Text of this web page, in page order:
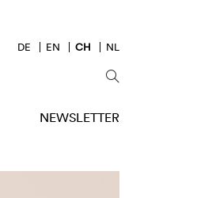
DE EN CH NL
NEWSLETTER